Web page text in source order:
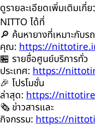
ดูรายละเอียดเพิ่มเติมเ
NITTO ได้ที่
🔎 ค้นหายางที่เหมาะกับรถ
คุณ: https://
🏪 รายชื่อศูนย์บริการทั่ว
ประเทศ: https://
🎉 โปรโมชั่น
ล่าสุด: https://
🗞️ ข่าวสารและ
กิจกรรม: https://